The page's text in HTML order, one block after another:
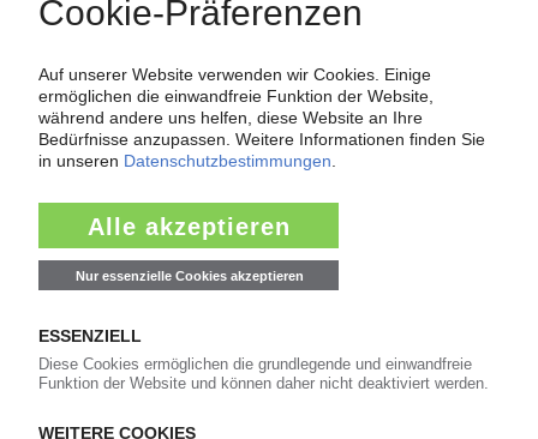
Fragen und Antworten: Was Kunst­stoff­verarbeiter wissen müssen,
wenn der Lieferant nicht mehr liefert – Informationen zum
Themenkomplex Force Majeure, Corona und Kunststoff-
Preisentwicklung sowie Tipps für die Praxis.
Newsletter